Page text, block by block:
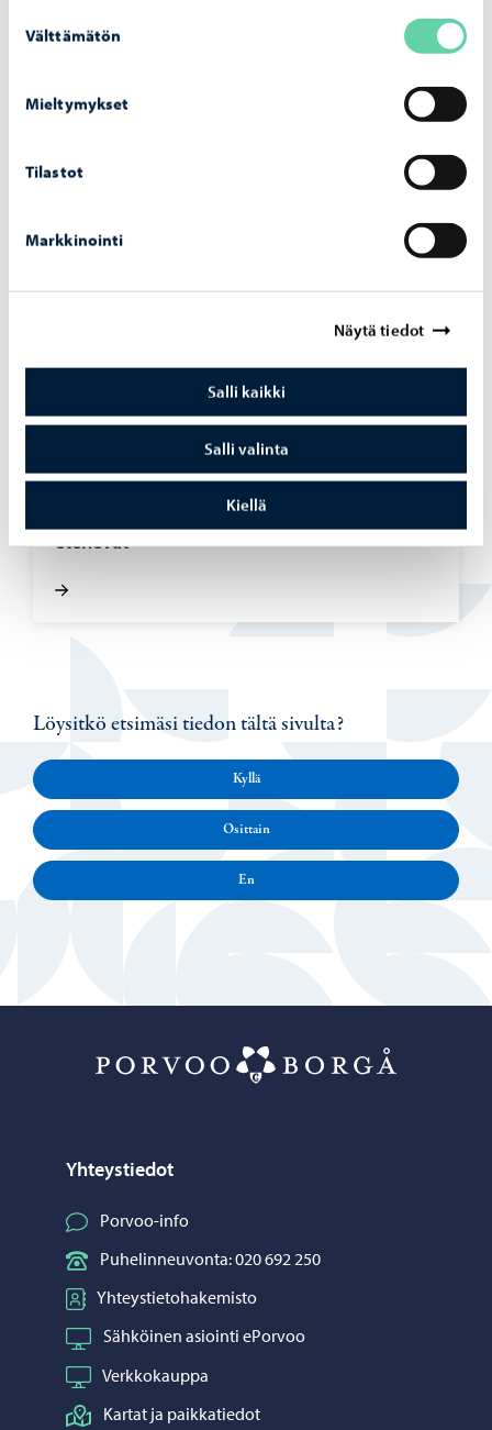
valinta
Välttämätön
Mieltymykset
Tilastot
Markkinointi
Näytä tiedot
Salli kaikki
Salli valinta
Kiellä
Porvoon vesi
Por­voon vesi pois­taa sää­tö­ase­man Gam­mel­
bac­kan­tien koh­dal­ta – työt al­ka­vat 29.7
Porvoon vesi-02.07.2026
Ve­si­huol­to­työt Haik­koon­rin­ne 2 -​alueella
ete­ne­vät
Löysitkö etsimäsi tiedon tältä sivulta?
Kyllä
Osittain
En
Yhteystiedot
Porvoo-info
Puhelinneuvonta: 020 692 250
Yhteystietohakemisto
Sähköinen asiointi ePorvoo
Verkkokauppa
Kartat ja paikkatiedot